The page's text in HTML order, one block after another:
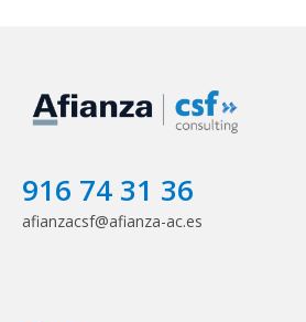
916 74 31 36
afianzacsf@afianza-ac.es